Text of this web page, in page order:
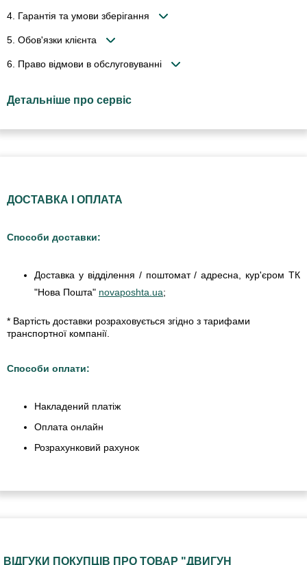
4. Гарантія та умови зберігання
5. Обов'язки клієнта
6. Право відмови в обслуговуванні
Детальніше про сервіс
ДОСТАВКА І ОПЛАТА
Способи доставки:
Доставка у відділення / поштомат / адресна, кур'єром ТК
"Нова Пошта" novaposhta.ua;
* Вартість доставки розраховується згідно з тарифами
транспортної компанії.
Способи оплати:
Накладений платіж
Оплата онлайн
Розрахунковий рахунок
ВІДГУКИ ПОКУПЦІВ ПРО ТОВАР "ДВИГУН